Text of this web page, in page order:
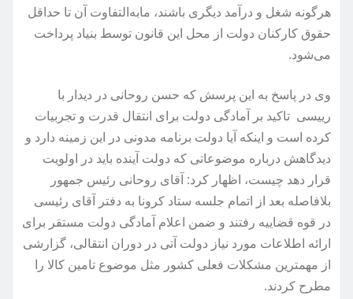
هرگونه شغل و درآمد دیگری باشند، مابه‌التفاوت آن تا حداقل
حقوق کارکنان دولت از محل این قانون توسط بنیاد پرداخت
می‌شود.
وی در پاسخ به این پرسش که حسن روحانی در دیدار با
رییسی تاکید بر آمادگی دولت برای انتقال قدرت و تجربیات
کرده است و اینکه آیا دولت برنامه مدونی در این زمینه دارد و
دیدگاهش درباره موضوعاتی که دولت آینده باید در اولویت
قرار دهد چیست، اظهار کرد: آقای روحانی رئیس جمهور
بلافاصله بعد از اتمام جلسه ستاد کرونا ‌به دفتر آقای رئیسی
در قوه قضاییه رفتند و ضمن اعلام آمادگی دولت مستقر برای
ارائه اطلاعات مورد نیاز دولت آتی در دوران انتقالی، گزارشی
از مهمترین مشکلات فعلی کشور مثل موضوع تامین کالا را
مطرح کردند.